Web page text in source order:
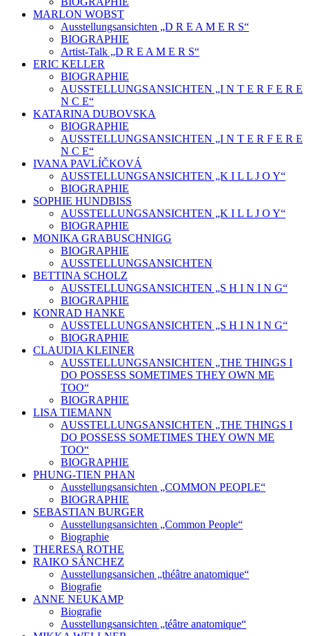
MARLON WOBST
Ausstellungsansichten „D R E A M E R S“
BIOGRAPHIE
Artist-Talk „D R E A M E R S“
ERIC KELLER
BIOGRAPHIE
AUSSTELLUNGSANSICHTEN „I N T E R F E R E
N C E“
KATARINA DUBOVSKA
BIOGRAPHIE
AUSSTELLUNGSANSICHTEN „I N T E R F E R E
N C E“
IVANA PAVLÍČKOVÁ
AUSSTELLUNGSANSICHTEN „K I L L J O Y“
BIOGRAPHIE
SOPHIE HUNDBISS
AUSSTELLUNGSANSICHTEN „K I L L J O Y“
BIOGRAPHIE
MONIKA GRABUSCHNIGG
BIOGRAPHIE
AUSSTELLUNGSANSICHTEN
BETTINA SCHOLZ
AUSSTELLUNGSANSICHTEN „S H I N I N G“
BIOGRAPHIE
KONRAD HANKE
AUSSTELLUNGSANSICHTEN „S H I N I N G“
BIOGRAPHIE
CLAUDIA KLEINER
AUSSTELLUNGSANSICHTEN „THE THINGS I
DO POSSESS SOMETIMES THEY OWN ME
TOO“
BIOGRAPHIE
LISA TIEMANN
AUSSTELLUNGSANSICHTEN „THE THINGS I
DO POSSESS SOMETIMES THEY OWN ME
TOO“
BIOGRAPHIE
PHUNG-TIEN PHAN
Ausstellungsansichten „COMMON PEOPLE“
BIOGRAPHIE
SEBASTIAN BURGER
Ausstellungsansichten „Common People“
Biographie
THERESA ROTHE
RAIKO SÁNCHEZ
Ausstellungsansichen „théâtre anatomique“
Biografie
ANNE NEUKAMP
Biografie
Ausstellungsansichten „téâtre anatomique“